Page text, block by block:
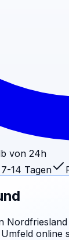
von 24h
14 Tagen